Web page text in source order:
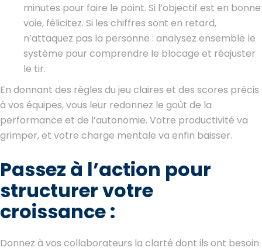
minutes pour faire le point. Si l’objectif est en bonne
voie, félicitez. Si les chiffres sont en retard,
n’attaquez pas la personne : analysez ensemble le
système pour comprendre le blocage et réajuster
le tir.
En donnant des règles du jeu claires et des scores précis
à vos équipes, vous leur redonnez le goût de la
performance et de l’autonomie. Votre productivité va
grimper, et votre charge mentale va enfin baisser.
Passez à l’action pour
structurer votre
croissance :
Donnez à vos collaborateurs la clarté dont ils ont besoin